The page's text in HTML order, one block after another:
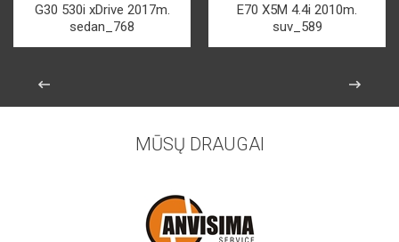
G30 530i xDrive 2017m.
sedan_768
E70 X5M 4.4i 2010m.
suv_589
MŪSŲ DRAUGAI